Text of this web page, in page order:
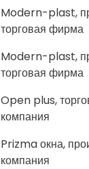
Modern-plast,
торговая фирма
Modern-plast,
торговая фирма
Open plus,
компания
Prizma окна,
компания